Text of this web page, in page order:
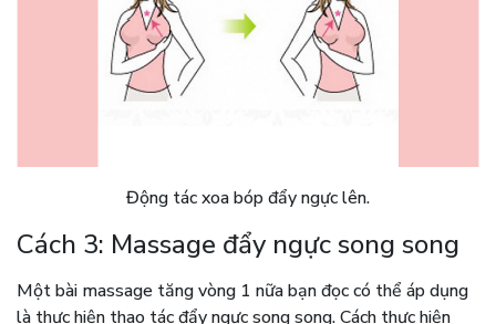
Động tác xoa bóp đẩy ngực lên.
Cách 3: Massage đẩy ngực song song
Một bài massage tăng vòng 1 nữa bạn đọc có thể áp dụng
là thực hiện thao tác đẩy ngực song song. Cách thực hiện